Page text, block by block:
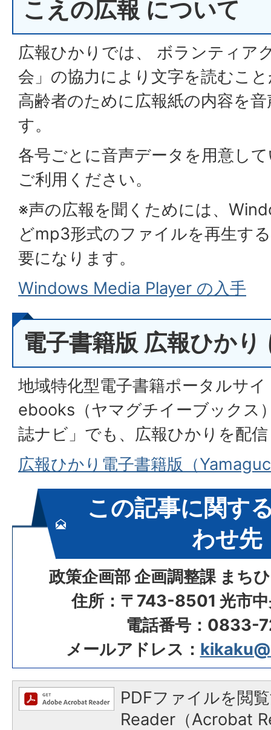
こえの広報 について
広報ひかりでは、 ボランティア
会」の協力により文字を読むこ
高齢者のために広報紙の内容を
す。
各号ごとに音声データを用意し
ご利用ください。
※声の広報を聞くためには、
どmp3形式のファイルを再生す
要になります。
Windows Media Player の入手
電子書籍版 広報ひかり
地域特化型電子書籍ポータルサ
ebooks（ヤマグチイーブックス
誌ナビ」でも、広報ひかりを配
広報ひかり電子書籍版（
この記事に関す
わせ先
政策企画部 企画調整課 まち
住所：〒743-8501 光市中
電話番号：0833-
メールアドレス：
PDFファイルを閲
Reader（Acrobat